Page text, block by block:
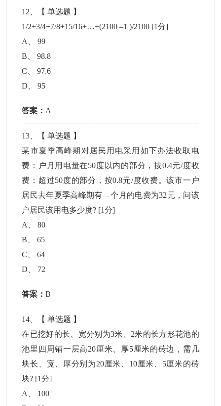
12 、【单选题 】
1/2+3/4+7/8+15/16+…+(2100 –1 )/2100 [1分]
A
、99
B 、98.8
C 、97.6
D 、95
答案： A
13 、【单选题 】
某市夏季高峰期对居民用电采用如下办法收取电
费：户月用电量在50度以内的部分，按0.4元/度收
费：超过50度的部分，按0.8元/度收费。该市一户
居民去年夏季高峰期有—个月的电费为32元，问该
户居民该用电多少度? [1分]
A
、80
B 、65
C 、64
D
72
答案：B
14 、【单选题 】
在已挖好的长、宽分别为3米、2米的长方形花池的
池里四周铺一层高20厘米、厚5厘米的砖边，需几
块长、宽、厚分别为20厘米、10厘米、5厘米的砖
块? [1分]
A
100